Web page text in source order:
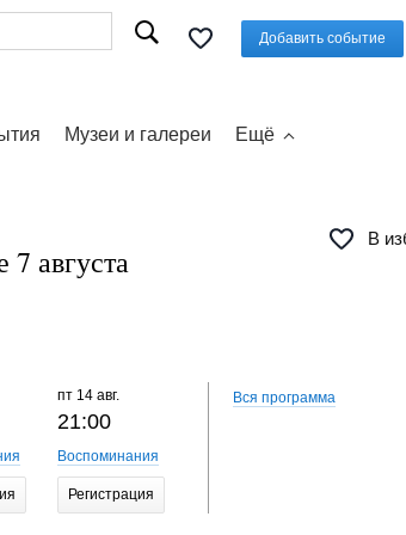
Добавить событие
Музеи и галереи Ещё
В
августа
пт 14 авг.
21:00
Воспоминания
Регистрация
15 авг. вс
Вся программа